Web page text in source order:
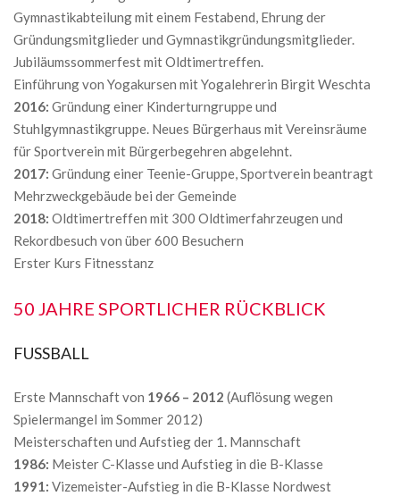
Gymnastikabteilung mit einem Festabend, Ehrung der
Gründungsmitglieder und Gymnastikgründungsmitglieder.
Jubiläumssommerfest mit Oldtimertreffen.
Einführung von Yogakursen mit Yogalehrerin Birgit Weschta
2016: Gründung einer Kinderturngruppe und
Stuhlgymnastikgruppe. Neues Bürgerhaus mit Vereinsräume
für Sportverein mit Bürgerbegehren abgelehnt.
2017: Gründung einer Teenie-Gruppe, Sportverein beantragt
Mehrzweckgebäude bei der Gemeinde
2018: Oldtimertreffen mit 300 Oldtimerfahrzeugen und
Rekordbesuch von über 600 Besuchern
Erster Kurs Fitnesstanz
50 JAHRE SPORTLICHER RÜCKBLICK
FUSSBALL
Erste Mannschaft von 1966 – 2012 (Auflösung wegen
Spielermangel im Sommer 2012)
Meisterschaften und Aufstieg der 1. Mannschaft
1986: Meister C-Klasse und Aufstieg in die B-Klasse
1991: Vizemeister-Aufstieg in die B-Klasse Nordwest